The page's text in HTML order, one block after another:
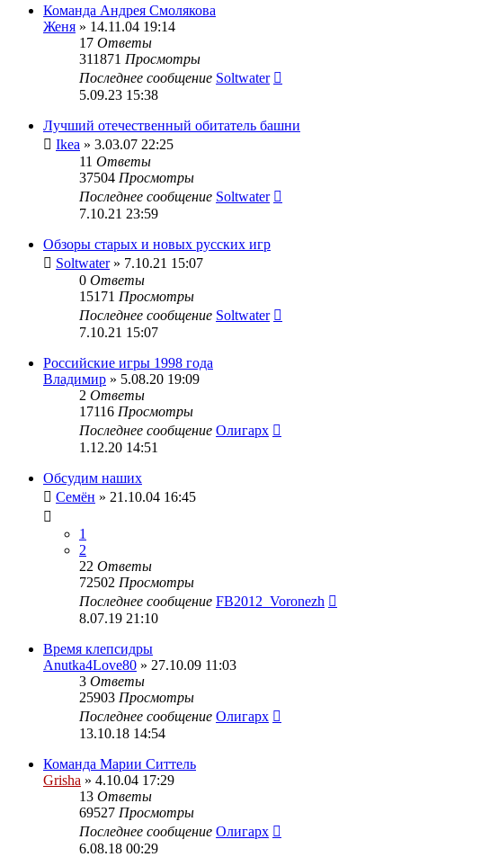
Команда Андрея Смолякова
Женя » 14.11.04 19:14
17 Ответы
311871 Просмотры
Последнее сообщение Soltwater
5.09.23 15:38
Лучший отечественный обитатель башни
Ikea » 3.03.07 22:25
11 Ответы
37504 Просмотры
Последнее сообщение Soltwater
7.10.21 23:59
Обзоры старых и новых русских игр
Soltwater» 7.10.21 15:07
0 Ответы
15171 Просмотры
Последнее сообщение Soltwater
7.10.21 15:07
Российские игры 1998 года
Владимир » 5.08.20 19:09
2 Ответы
17116 Просмотры
Последнее сообщение Олигарх
1.12.20 14:51
Обсудим наших
Семён » 21.10.04 16:45
1
2
22 Ответы
72502 Просмотры
Последнее сообщение FB2012_Voronezh
8.07.19 21:10
Время клепсидры
Anutka4Love80 » 27.10.09 11:03
3 Ответы
25903 Просмотры
Последнее сообщение Олигарх
13.10.18 14:54
Команда Марии Ситтель
Grisha » 4.10.04 17:29
13 Ответы
69527 Просмотры
Последнее сообщение Олигарх
6.08.18 00:29